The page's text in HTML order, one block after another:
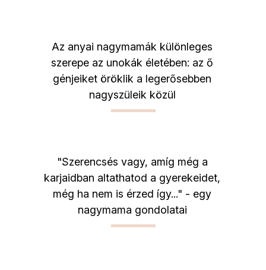
Az anyai nagymamák különleges
szerepe az unokák életében: az ő
génjeiket öröklik a legerősebben
nagyszüleik közül
"Szerencsés vagy, amíg még a
karjaidban altathatod a gyerekeidet,
még ha nem is érzed így..." - egy
nagymama gondolatai